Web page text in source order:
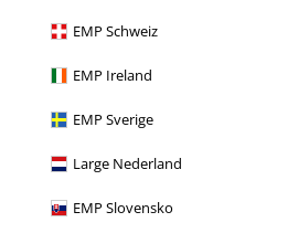
EMP Schweiz
EMP Ireland
EMP Sverige
Large Nederland
EMP Slovensko